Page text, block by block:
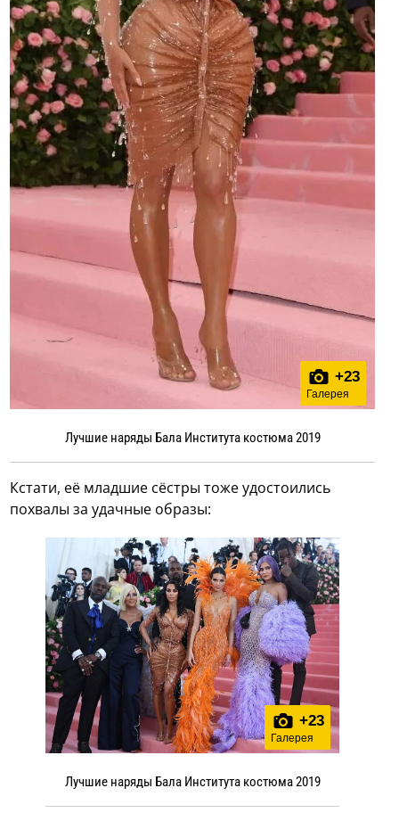
+23
Галерея
Лучшие наряды Бала Института костюма 2019
Кстати, её младшие сёстры тоже удостоились
похвалы за удачные образы:
+23
Галерея
Лучшие наряды Бала Института костюма 2019